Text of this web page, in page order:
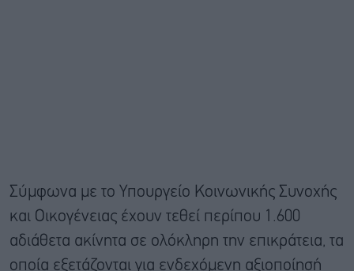
Σύμφωνα με το Υπουργείο Κοινωνικής Συνοχής
και Οικογένειας έχουν τεθεί περίπου 1.600
αδιάθετα ακίνητα σε ολόκληρη την επικράτεια, τα
οποία εξετάζονται για ενδεχόμενη αξιοποίησή